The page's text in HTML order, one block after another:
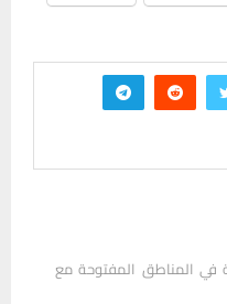
المناطق المفتوحة مع